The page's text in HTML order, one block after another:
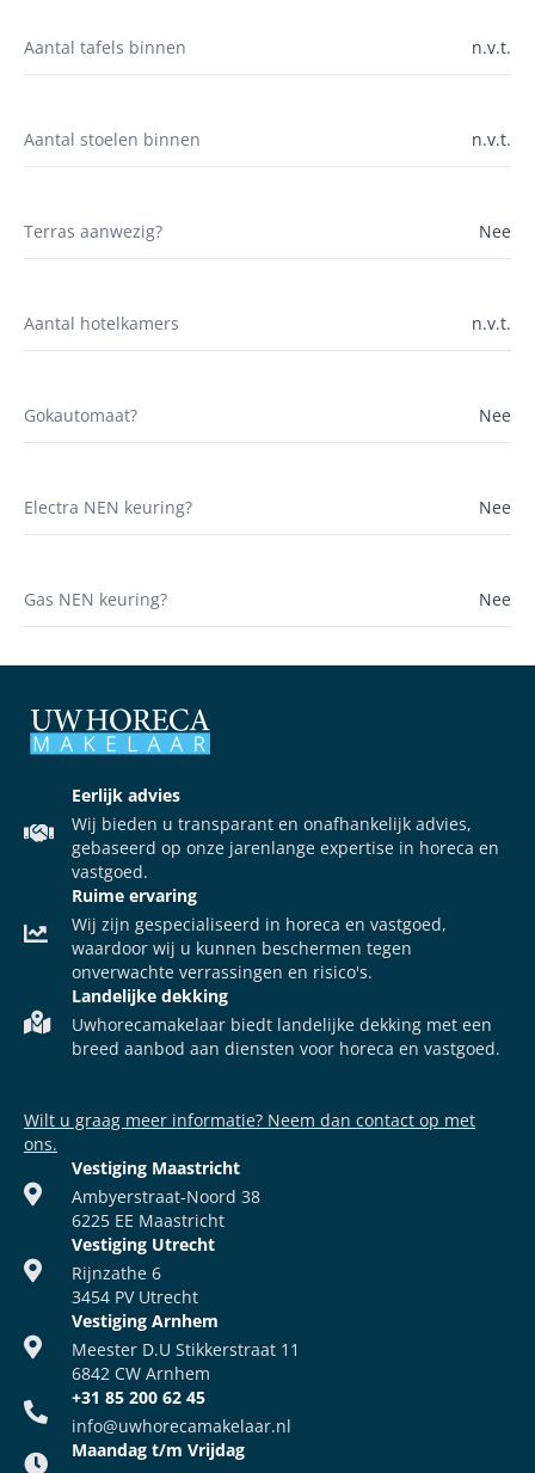
Aantal tafels binnen n.v.t.
Aantal stoelen binnen n.v.t.
Terras aanwezig? Nee
Aantal hotelkamers n.v.t.
Gokautomaat? Nee
Electra NEN keuring? Nee
Gas NEN keuring? Nee
Eerlijk advies
Wij bieden u transparant en onafhankelijk advies,
gebaseerd op onze jarenlange expertise in horeca en
vastgoed.
Ruime ervaring
Wij zijn gespecialiseerd in horeca en vastgoed,
waardoor wij u kunnen beschermen tegen
onverwachte verrassingen en risico's.
Landelijke dekking
Uwhorecamakelaar biedt landelijke dekking met een
breed aanbod aan diensten voor horeca en vastgoed.
Wilt u graag meer informatie? Neem dan contact op met
ons.
Vestiging Maastricht
Ambyerstraat-Noord 38
6225 EE Maastricht
Vestiging Utrecht
Rijnzathe 6
3454 PV Utrecht
Vestiging Arnhem
Meester D.U Stikkerstraat 11
6842 CW Arnhem
+31 85 200 62 45
info@uwhorecamakelaar.nl
Maandag t/m Vrijdag